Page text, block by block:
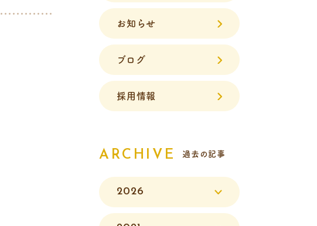
お知らせ
ブログ
採用情報
ARCHIVE 過去の記事
2026